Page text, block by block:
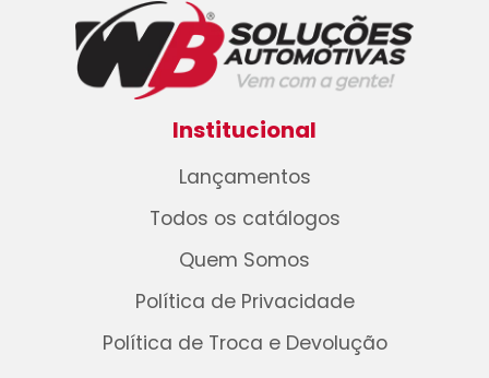
Institucional
Lançamentos
Todos os catálogos
Quem Somos
Política de Privacidade
Política de Troca e Devolução